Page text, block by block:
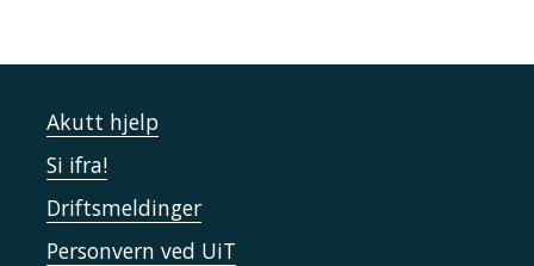
Akutt hjelp
Si ifra!
Driftsmeldinger
Personvern ved UiT